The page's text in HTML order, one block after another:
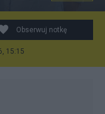
Obserwuj notkę
15:15